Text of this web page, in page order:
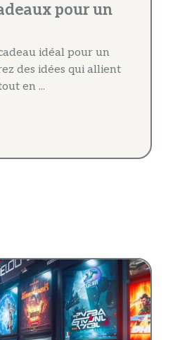
pour un
idéal pour un
des idées qui allient
en ...